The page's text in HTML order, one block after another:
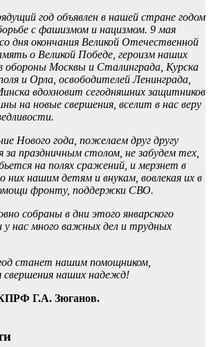
год объявлен в нашей стране годом
с фашизмом и нацизмом. 9 мая
дня окончания Великой Отечественной
о Великой Победе, героизм наших
обороны Москвы и Сталинграда, Курска
и Орла, освободителей Ленинграда,
вдохновит сегодняшних защитников
на новые свершения, вселит в нас веру
Нового года, пожелаем друг другу
за праздничным столом, не забудем тех,
на полях сражений, и мерзнет в
них нашим детям и внукам, вовлекая их в
фронту, поддержки СВО.
собраны в дни этого январского
у нас много важных дел и трудных
станет нашим помощником,
свершения наших надежд!
Г.А. Зюганов.